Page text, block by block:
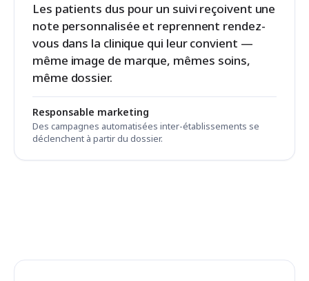
Les patients dus pour un suivi reçoivent une
note personnalisée et reprennent rendez-
vous dans la clinique qui leur convient —
même image de marque, mêmes soins,
même dossier.
Responsable marketing
Des campagnes automatisées inter-établissements se
déclenchent à partir du dossier.